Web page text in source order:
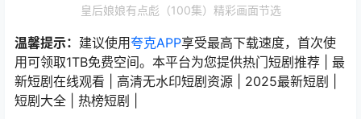
皇后娘娘有点彪（100集）精彩画面节选
温馨提示： 建议使用夸克APP享受最高下载速度，首次使
用可领取1TB免费空间。本平台为您提供热门短剧推荐 | 最
新短剧在线观看 | 高清无水印短剧资源 | 2025最新短剧 |
短剧大全 | 热榜短剧 |